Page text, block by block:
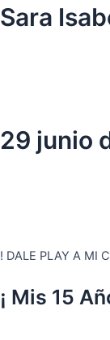
Ir
al
Sara
29 junio
! DALE PLAY A MI
¡ Mis 15